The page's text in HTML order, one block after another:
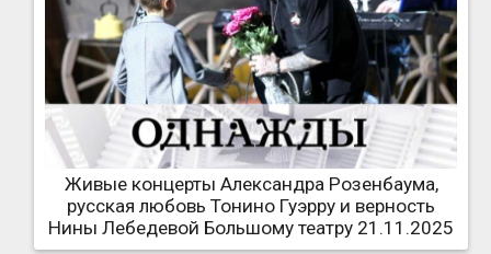
Живые концерты Александра Розенбаума,
русская любовь Тонино Гуэрру и верность
Нины Лебедевой Большому театру 21.11.2025